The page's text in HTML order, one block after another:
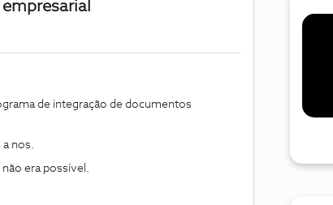
de integração de documentos
nos.
era possível.